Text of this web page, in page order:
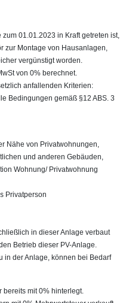
01.01.2023 in Kraft getreten ist,
zur Montage von Hausanlagen,
vergünstigt worden.
von 0% berechnet.
anfallenden Kriterien:
Bedingungen gemäß §12 ABS. 3
Nähe von Privatwohnungen,
und anderen Gebäuden,
Wohnung/ Privatwohnung
Privatperson
in dieser Anlage verbaut
Betrieb dieser PV-Anlage.
der Anlage, können bei Bedarf
bereits mit 0% hinterlegt.